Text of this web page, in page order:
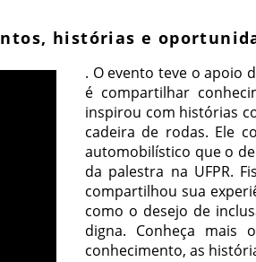
histórias e
. O evento teve o apoio
é compartilhar
inspirou com histórias
cadeira de rodas. Ele
automobilístico que o
da palestra na UFPR.
compartilhou sua
como o desejo de
digna. Conheça
conhecimento, as